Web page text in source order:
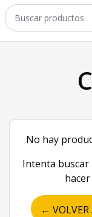
No hay
Intenta buscar
← VOLVER